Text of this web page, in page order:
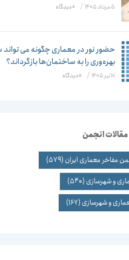
5 مرداد 1405 / ۰ دیدگاه
حضور نور در معماری چگونه می
بهره‌وری را به ساختمان‌ها بازگرداند؟
10 تیر 1405 / ۰ دیدگاه
مقالات انجمن
مفاخر معماری ایران (579)
و شهرسازی (540)
و شهرسازی (167)